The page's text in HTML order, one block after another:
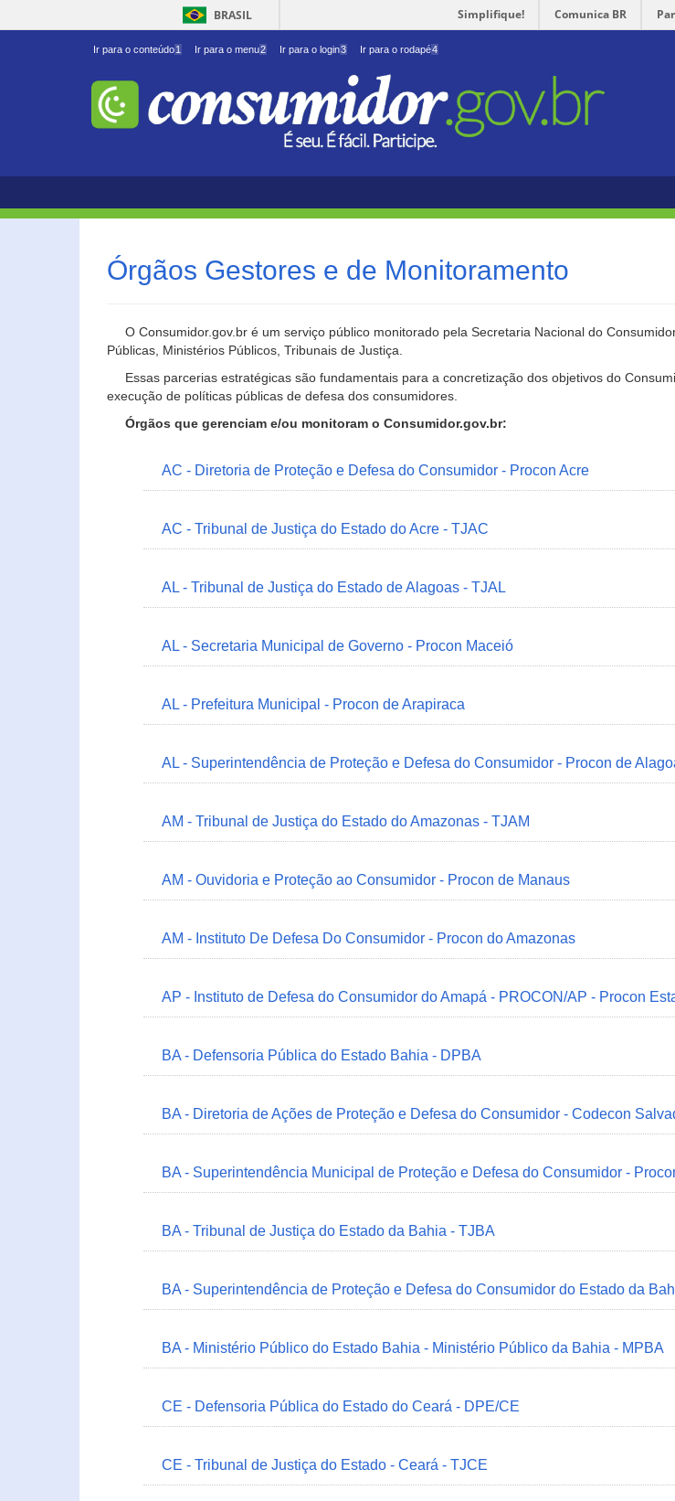
BRASIL Simplifique! Comunica BR
Ir para o conteúdo1 Ir para o menu2 Ir para o login3 Ir para o rodapé4
Órgãos Gestores e de Monitoramento
O Consumidor.gov.br é um serviço público monitorado pela Secretaria Nacional do
Públicas, Ministérios Públicos, Tribunais de Justiça.
Essas parcerias estratégicas são fundamentais para a concretização dos objetivos do
execução de políticas públicas de defesa dos consumidores.
Órgãos que gerenciam e/ou monitoram o Consumidor.gov.br:
AC - Diretoria de Proteção e Defesa do Consumidor - Procon Acre
AC - Tribunal de Justiça do Estado do Acre - TJAC
AL - Tribunal de Justiça do Estado de Alagoas - TJAL
AL - Secretaria Municipal de Governo - Procon Maceió
AL - Prefeitura Municipal - Procon de Arapiraca
AL - Superintendência de Proteção e Defesa do Consumidor - Procon de
AM - Tribunal de Justiça do Estado do Amazonas - TJAM
AM - Ouvidoria e Proteção ao Consumidor - Procon de Manaus
AM - Instituto De Defesa Do Consumidor - Procon do Amazonas
AP - Instituto de Defesa do Consumidor do Amapá - PROCON/AP - Procon
BA - Defensoria Pública do Estado Bahia - DPBA
BA - Diretoria de Ações de Proteção e Defesa do Consumidor - Codecon
BA - Superintendência Municipal de Proteção e Defesa do Consumidor -
BA - Tribunal de Justiça do Estado da Bahia - TJBA
BA - Superintendência de Proteção e Defesa do Consumidor do Estado da
BA - Ministério Público do Estado Bahia - Ministério Público da Bahia - MPBA
CE - Defensoria Pública do Estado do Ceará - DPE/CE
CE - Tribunal de Justiça do Estado - Ceará - TJCE